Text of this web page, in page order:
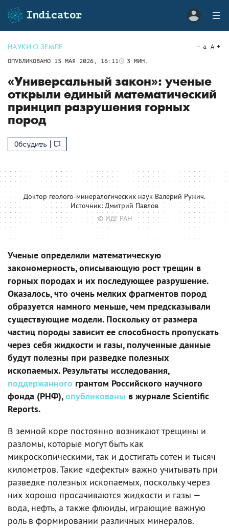
НАУКИ О ЗЕМЛЕ
ОПУБЛИКОВАНО 15 МАЯ 2026, 16:11 3 МИН.
a A
«Универсальный закон»: ученые
открыли единый математический
принцип разрушения горных
пород
Обсудить
Доктор геолого-минералогических наук Валерий Ружич.
Источник: Дмитрий Павлов
© ИДГ РАН
Ученые определили математическую
закономерность, описывающую рост трещин в
горных породах и их последующее разрушение.
Оказалось, что очень мелких фрагментов пород
образуется намного меньше, чем предсказывали
существующие модели. Поскольку от размера
частиц породы зависит ее способность пропускать
через себя жидкости и газы, полученные данные
будут полезны при разведке полезных
ископаемых. Результаты исследования,
поддержанного грантом Российского научного
фонда (РНФ),опубликованы в журнале Scientific
Reports.
В земной коре постоянно возникают трещины и
разломы, которые могут быть как
микроскопическими, так и достигать сотен и тысяч
километров. Такие «дефекты» важно учитывать при
разведке полезных ископаемых, поскольку через
них хорошо просачиваются жидкости и газы —
вода, нефть, а также флюиды, играющие важную
роль в формировании различных минералов.